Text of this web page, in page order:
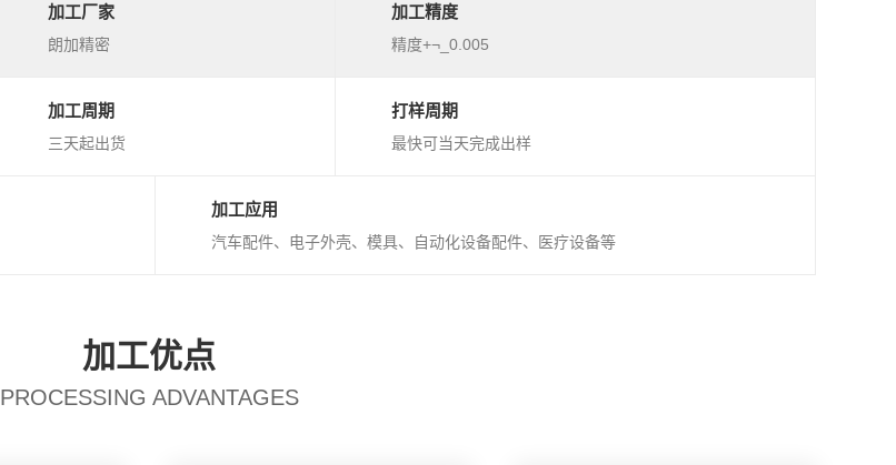
加工厂家
朗加精密
加工精度
精度+¬_0.005
加工周期
三天起出货
打样周期
最快可当天完成出样
加工应用
汽车配件、电子外壳、模具、自动化设备配件、医疗设备等
加工优点
PROCESSING ADVANTAGES